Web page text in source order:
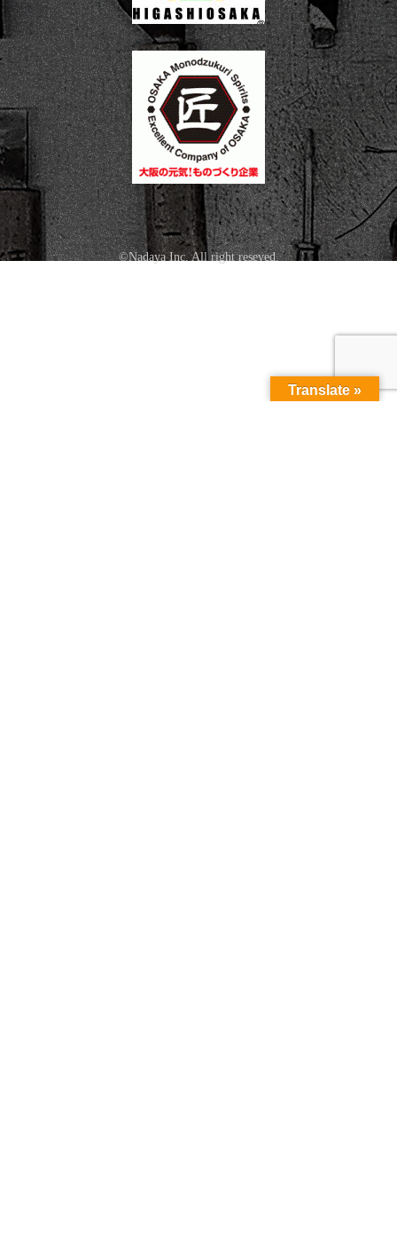
©Nadaya Inc. All right reseved.
Translate »